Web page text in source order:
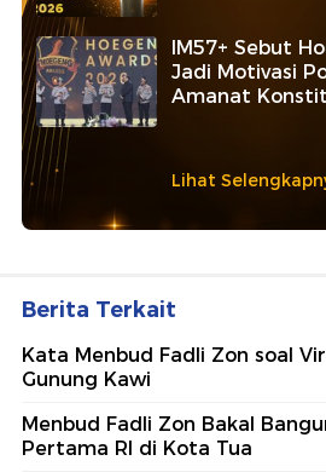
IM57+ Sebut
Jadi Motivasi
Amanat
Lihat
Berita Terkait
Kata Menbud Fadli Zon soal
Gunung Kawi
Menbud Fadli Zon Bakal
Pertama RI di Kota Tua